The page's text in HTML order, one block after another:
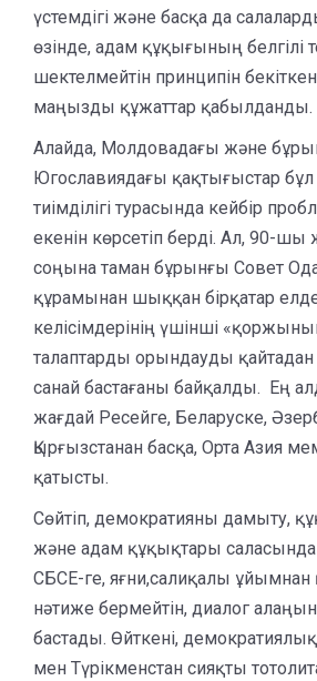
үстемдігі және басқа да
өзінде, адам құқығының белгілі
шектелмейтін принципін
маңызды құжаттар қабылданды.
Алайда, Молдовадағы және
Югославиядағы қақтығыстар
тиімділігі турасында кейбір
екенін көрсетіп берді. Ал, 90-
соңына таман бұрынғы Совет
құрамынан шыққан бірқатар
келісімдерінің үшінші
талаптарды орындауды қайтадан
санай бастағаны байқалды. Ең
жағдай Ресейге, Беларуске,
Қырғызстанан басқа, Орта Азия
қатысты.
Сөйтіп, демократияны дамыту,
және адам құқықтары
СБСЕ-ге, яғни,салиқалы ұйымнан
нәтиже бермейтін, диалог
бастады. Өйткені,
мен Түрікменстан сияқты